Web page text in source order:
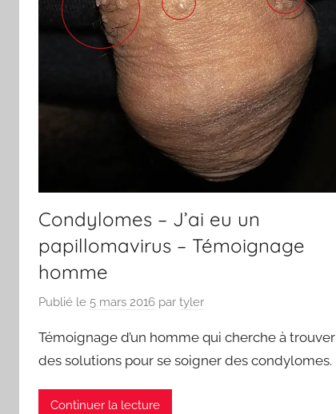
Condylomes – J’ai eu un
papillomavirus – Témoignage
homme
Publié le 5 mars 2016 par tyler
Témoignage d’un homme qui cherche à trouver
des solutions pour se soigner des condylomes.
Continuer la lecture